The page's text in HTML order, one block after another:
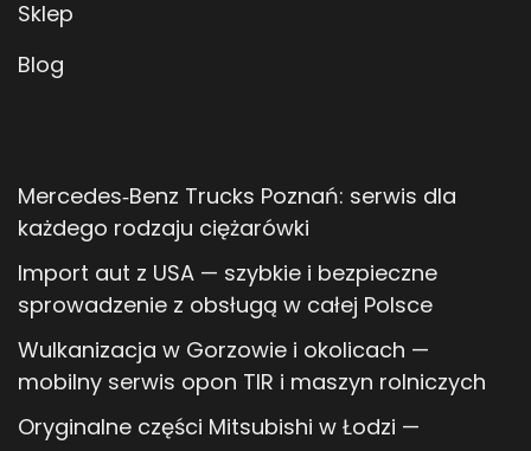
Sklep
Blog
Mercedes‑Benz Trucks Poznań: serwis dla
każdego rodzaju ciężarówki
Import aut z USA — szybkie i bezpieczne
sprowadzenie z obsługą w całej Polsce
Wulkanizacja w Gorzowie i okolicach —
mobilny serwis opon TIR i maszyn rolniczych
Oryginalne części Mitsubishi w Łodzi —